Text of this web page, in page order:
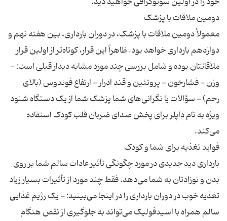
معمولاً دومین ملاقات با پزشک، در دوران بارداری، بین هفته نهم و
دوازدهم بارداری خواهد بود. ظاهراً این قرار، کوتاه‌تر از اولین قرار
ملاقاتتان بوده و شامل بررسی چند مورد مشابه دیدار قبلی است: -
وزن - فشارخون - پروتئین و قند ادرار - ارتفاع فوندوس (بالای
رحم) - سؤالات یا نگرانی‌های شما پزشک شما از یک دستگاه شنود
ویژه به نام داپلر برای پخش صدای ضربان قلب کودک استفاده
بارداری دید جدیدی در مورد چگونگی تأثیر عادات سالم شما بر روی
بدن و نوزادتان به شما می‌دهد. فقط چند مورد از تأثیرات بسیار زیاد
تغذیه خوب در دوران بارداری را در اینجا می‌بینید: - یک رژیم غذایی
سالم همراه با اسیدفولیک می‌تواند به جلوگیری از نقص هنگام